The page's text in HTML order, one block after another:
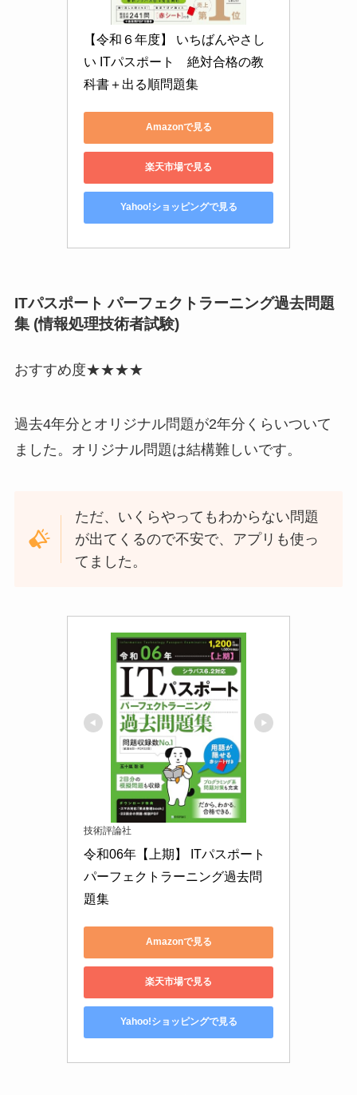
【令和６年度】 いちばんやさし
い ITパスポート　絶対合格の教
科書＋出る順問題集
Amazonで見る
楽天市場で見る
Yahoo!ショッピングで見る
ITパスポート パーフェクトラーニング過去問題
集 (情報処理技術者試験)
おすすめ度★★★★
過去4年分とオリジナル問題が2年分くらいついて
ました。オリジナル問題は結構難しいです。
ただ、いくらやってもわからない問題
が出てくるので不安で、アプリも使っ
てました。
技術評論社
令和06年【上期】 ITパスポート
パーフェクトラーニング過去問
題集
Amazonで見る
楽天市場で見る
Yahoo!ショッピングで見る